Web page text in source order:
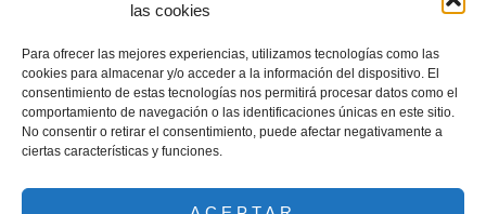
las cookies
Para ofrecer las mejores experiencias, utilizamos tecnologías como las
cookies para almacenar y/o acceder a la información del dispositivo. El
consentimiento de estas tecnologías nos permitirá procesar datos como el
comportamiento de navegación o las identificaciones únicas en este sitio.
No consentir o retirar el consentimiento, puede afectar negativamente a
ciertas características y funciones.
Política de privacidad
Aviso legal y cookies
Derecho de desistimiento